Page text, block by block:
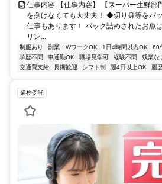
仕事内容 【仕事内容】 【スーパー生鮮
を捌けなくても大丈夫！ ◆切り身等をパ
仕事もあります！ パック詰めされたお
リン...
制服あり 副業・WワークOK 1日4時間以内OK 60
学歴不問
車通勤OK 職場見学可 経験不問 残業なし
交通費支給
長期歓迎 シフト制 週4日以上OK 履
業務委託